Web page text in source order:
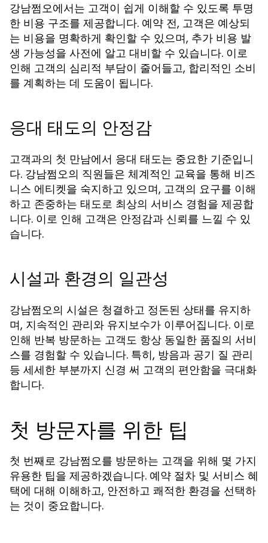
강남쩜오에서는 고객이 쉽게 이해할 수 있도록 투명
한 비용 구조를 제공합니다. 예약 전, 고객은 예상되
는 비용을 명확하게 확인할 수 있으며, 추가 비용 발
생 가능성을 사전에 알고 대비할 수 있습니다. 이로
인해 고객의 심리적 부담이 줄어들고, 합리적인 소비
를 계획하는 데 도움이 됩니다.
응대 태도의 안정감
고객과의 첫 만남에서 응대 태도는 중요한 기준입니
다. 강남쩜오의 직원들은 체계적인 교육을 통해 비즈
니스 에티켓을 숙지하고 있으며, 고객의 요구를 이해
하고 존중하는 태도로 최상의 서비스 경험을 제공합
니다. 이로 인해 고객은 안정감과 신뢰를 느낄 수 있
습니다.
시설과 환경의 일관성
강남쩜오의 시설은 청결하고 정돈된 상태를 유지하
며, 지속적인 관리와 유지보수가 이루어집니다. 이로
인해 반복 방문하는 고객도 항상 동일한 품질의 서비
스를 경험할 수 있습니다. 특히, 방음과 공기 질 관리
등 세세한 부분까지 신경 써 고객의 편안함을 극대화
합니다.
첫 방문자를 위한 팁
첫 번째로 강남쩜오를 방문하는 고객을 위해 몇 가지
유용한 팁을 제공하겠습니다. 예약 절차 및 서비스 혜
택에 대해 이해하고, 안전하고 쾌적한 환경을 선택하
는 것이 중요합니다.